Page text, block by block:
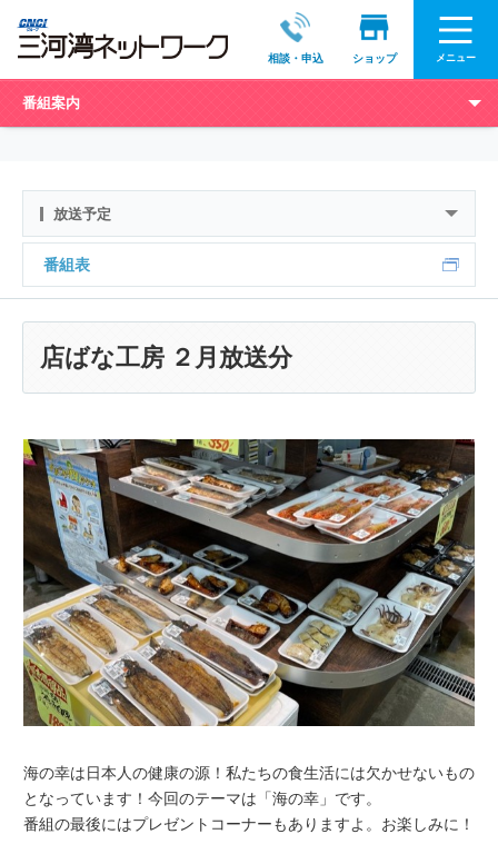
相談・申込 ショップ メニュー
番組案内
放送予定
番組表
店ばな工房 ２月放送分
海の幸は日本人の健康の源！私たちの食生活には欠かせないもの
となっています！今回のテーマは「海の幸」です。
番組の最後にはプレゼントコーナーもありますよ。お楽しみに！